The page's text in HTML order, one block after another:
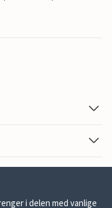
i delen med vanlige